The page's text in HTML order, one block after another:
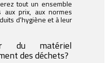
tout un ensemble
aux prix, aux normes
d'hygiène et à leur
du matériel
des déchets?